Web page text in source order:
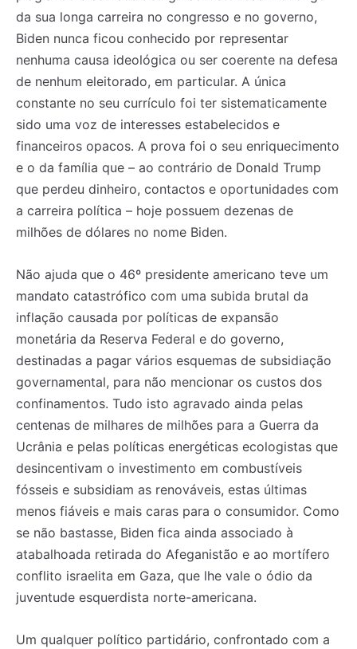
da sua longa carreira no congresso e no governo,
Biden nunca ficou conhecido por representar
nenhuma causa ideológica ou ser coerente na defesa
de nenhum eleitorado, em particular. A única
constante no seu currículo foi ter sistematicamente
sido uma voz de interesses estabelecidos e
financeiros opacos. A prova foi o seu enriquecimento
e o da família que – ao contrário de Donald Trump
que perdeu dinheiro, contactos e oportunidades com
a carreira política – hoje possuem dezenas de
milhões de dólares no nome Biden.
Não ajuda que o 46º presidente americano teve um
mandato catastrófico com uma subida brutal da
inflação causada por políticas de expansão
monetária da Reserva Federal e do governo,
destinadas a pagar vários esquemas de subsidiação
governamental, para não mencionar os custos dos
confinamentos. Tudo isto agravado ainda pelas
centenas de milhares de milhões para a Guerra da
Ucrânia e pelas políticas energéticas ecologistas que
desincentivam o investimento em combustíveis
fósseis e subsidiam as renováveis, estas últimas
menos fiáveis e mais caras para o consumidor. Como
se não bastasse, Biden fica ainda associado à
atabalhoada retirada do Afeganistão e ao mortífero
conflito israelita em Gaza, que lhe vale o ódio da
juventude esquerdista norte-americana.
Um qualquer político partidário, confrontado com a